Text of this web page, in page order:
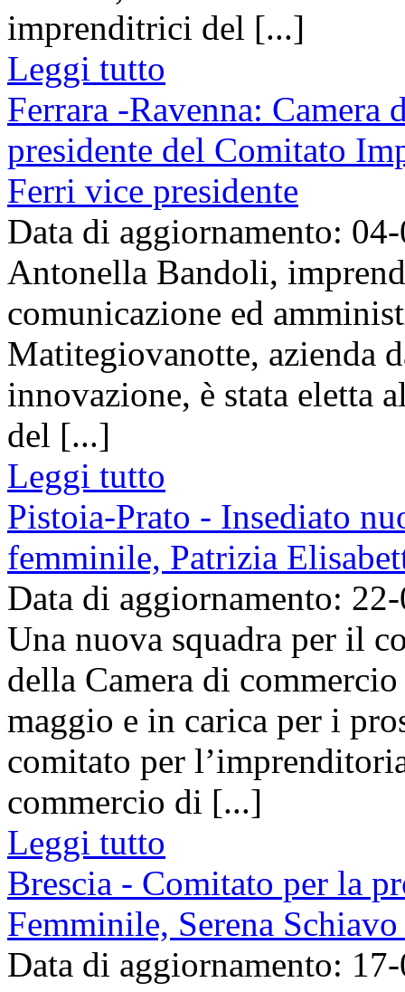
imprenditrici del [...]
Leggi tutto
Ferrara -Ravenna:
presidente del Comitato
Ferri vice presidente
Data di aggiornamento:
Antonella Bandoli,
comunicazione ed
Matitegiovanotte, azienda
innovazione, è stata eletta
del [...]
Leggi tutto
Pistoia-Prato - Insediato
femminile, Patrizia
Data di aggiornamento:
Una nuova squadra per il
della Camera di
maggio e in carica per i
comitato per
commercio di [...]
Leggi tutto
Brescia - Comitato per la
Femminile, Serena
Data di aggiornamento: